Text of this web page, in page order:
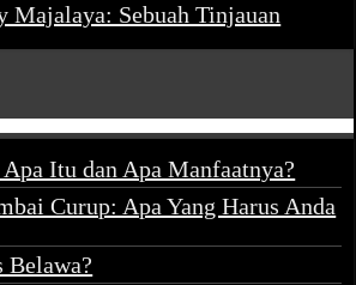
Majalaya: Sebuah Tinjauan
Itu dan Apa Manfaatnya?
Curup: Apa Yang Harus Anda
Belawa?